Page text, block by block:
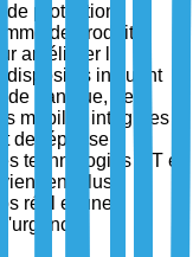
protection
de produits
améliorer la
dispositifs incluent
panique, des
mobiles intégrées
de réponse
technologies IoT et
plus
réel et une